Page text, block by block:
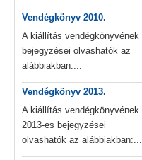
Vendégkönyv 2010.
A kiállítás vendégkönyvének
bejegyzései olvashatók az
alábbiakban:...
Vendégkönyv 2013.
A kiállítás vendégkönyvének
2013-es bejegyzései
olvashatók az alábbiakban:...